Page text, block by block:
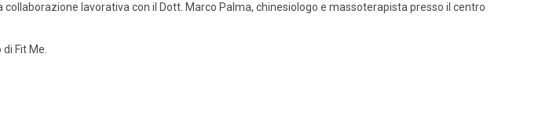
lavorativa con il Dott. Marco Palma, chinesiologo e massoterapista presso il centro
Fit Me.